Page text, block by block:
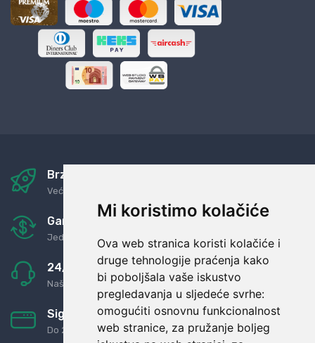
Mi koristimo kolačiće
Ova web stranica koristi kolačiće i
druge tehnologije praćenja kako
bi poboljšala vaše iskustvo
pregledavanja u sljedeće svrhe:
omogućiti osnovnu funkcionalnost
web stranice, za pružanje boljeg
Brza i sigurna dostava
Već za nekoliko dana kod vas
Garancija u povrat novaca
Jednostavno pravilo: Roba za novac
24/7 odlična podrška
Naši agenti uvijek na raspolaganju
Sigurno obročno plaćanje
Do 24 rata bez kamata